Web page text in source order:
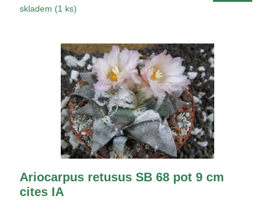
skladem (1 ks)
Ariocarpus retusus SB 68 pot 9 cm
cites IA